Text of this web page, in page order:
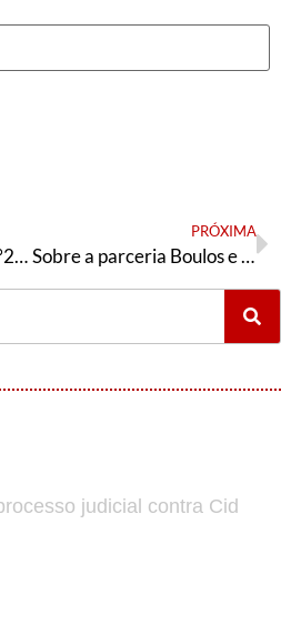
Orientação Militante N°292 ( 12 de agosto de 2021)
PRÓXIMA
Sobre a parceria Boulos e Datena
judicial contra Cid